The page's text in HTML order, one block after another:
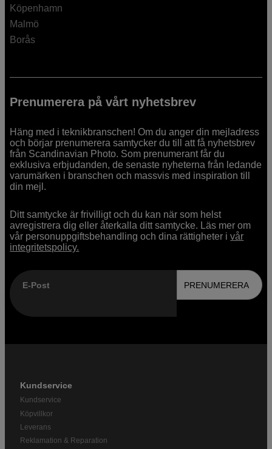
Köpenhamn
Malmö
Borås
Prenumerera på vårt nyhetsbrev
Häng med i teknikbranschen! Om du anger din mejladress
och börjar prenumerera samtycker du till att få nyhetsbrev
från Scandinavian Photo. Som prenumerant får du
exklusiva erbjudanden, de senaste nyheterna från ledande
varumärken i branschen och massvis med inspiration till
din mejl.
Ditt samtycke är frivilligt och du kan när som helst
avregistrera dig eller återkalla ditt samtycke. Läs mer om
vår personuppgiftsbehandling och dina rättigheter ivår
integritetspolicy.
E-Post PRENUMERERA
Kundservice
Kundservice
Köpvillkor
Leverans
Reklamation & Reparation